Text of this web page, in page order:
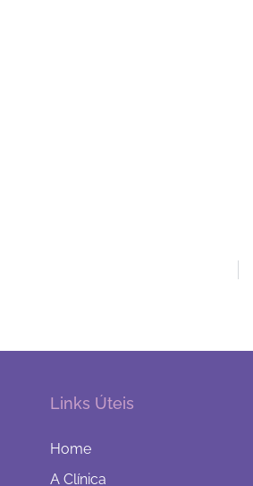
Links Úteis
Home
A Clínica